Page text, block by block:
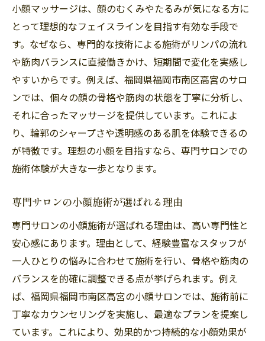
口コミで話題の小顔むくみ改善術
専門サロンの小顔施術で美しい輪郭へ
専門サロンで叶う小顔の秘密とは
施術者の技術が小顔効果を左右する理由
美しい輪郭作りに必要な小顔ケア法
サロン選びで変わる小顔マッサージ体験
小顔矯正とフェイシャルケアの違い
小顔を目指す方に人気の高宮エリア
高宮エリアで小顔サロンが人気の理由
アクセス便利な小顔サロンの魅力
自然な小顔へ導く施術メニューとは
女性専用サロンが支持される背景
フェイスライン悩みなら小顔ケアがおすすめ
フェイスラインの悩みは小顔ケアで解決
たるみ改善に効果的な小顔マッサージ法
小顔サロンで実感するフェイスライン変化
小顔マッサージは、顔のむくみやたるみが気になる方に
とって理想的なフェイスラインを目指す有効な手段で
す。なぜなら、専門的な技術による施術がリンパの流れ
や筋肉バランスに直接働きかけ、短期間で変化を実感し
やすいからです。例えば、福岡県福岡市南区高宮のサロ
ンでは、個々の顔の骨格や筋肉の状態を丁寧に分析し、
それに合ったマッサージを提供しています。これによ
り、輪郭のシャープさや透明感のある肌を体験できるの
が特徴です。理想の小顔を目指すなら、専門サロンでの
施術体験が大きな一歩となります。
専門サロンの小顔施術が選ばれる理由
専門サロンの小顔施術が選ばれる理由は、高い専門性と
安心感にあります。理由として、経験豊富なスタッフが
一人ひとりの悩みに合わせて施術を行い、骨格や筋肉の
バランスを的確に調整できる点が挙げられます。例え
ば、福岡県福岡市南区高宮の小顔サロンでは、施術前に
丁寧なカウンセリングを実施し、最適なプランを提案し
ています。これにより、効果的かつ持続的な小顔効果が